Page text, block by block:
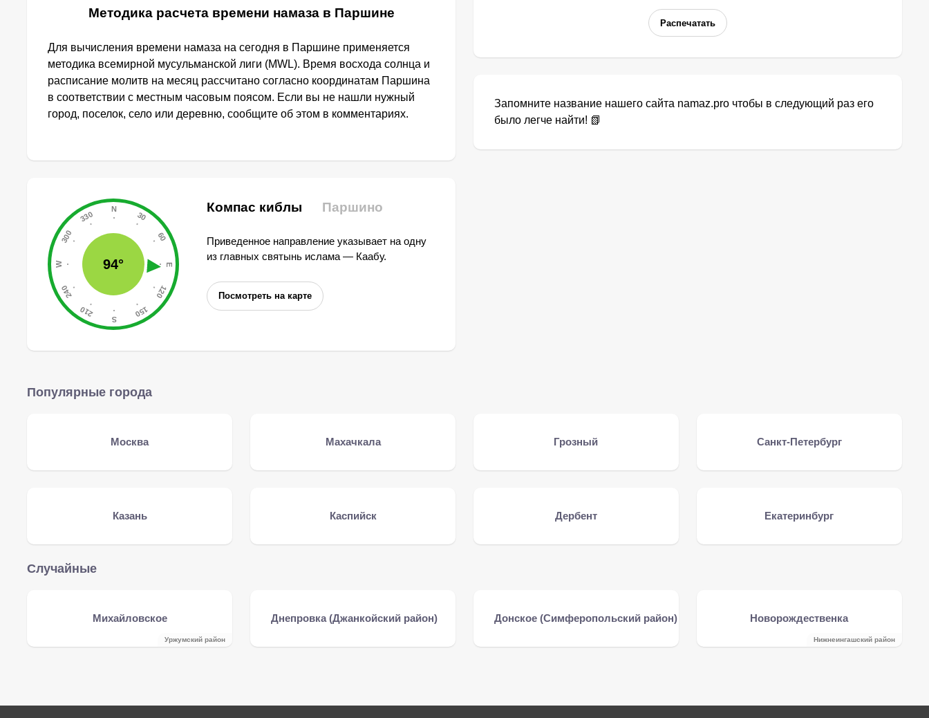
Методика расчета времени намаза в Паршине
Для вычисления времени намаза на сегодня в Паршине применяется
методика всемирной мусульманской лиги (MWL). Время восхода солнца и
расписание молитв на месяц рассчитано согласно координатам Паршина
в соответствии с местным часовым поясом. Если вы не нашли нужный
город, поселок, село или деревню, сообщите об этом в комментариях.
94°
Компас киблы Паршино
Приведенное направление указывает на одну
из главных святынь ислама — Каабу.
Посмотреть на карте
Распечатать
Запомните название нашего сайта namaz.pro чтобы в следующий раз его
было легче найти! 📗
Популярные города
Москва Махачкала Грозный Санкт-Петербург
Казань Каспийск Дербент Екатеринбург
Случайные
Михайловское
Уржумский район
Днепровка (Джанкойский район) Донское (Симферопольский район) Новорождественка
Нижнеингашский район